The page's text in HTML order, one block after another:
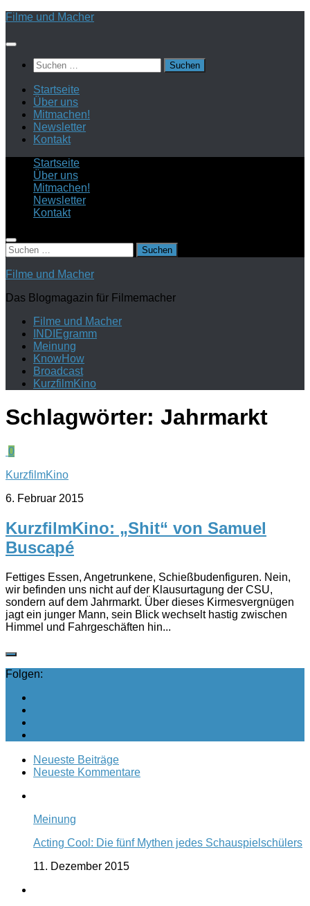
Zum
springen
Filme und Macher
Suchen
nach:
Startseite
Über uns
Mitmachen!
Newsletter
Kontakt
Startseite
Über uns
Mitmachen!
Newsletter
Kontakt
Suchen
nach:
Filme und Macher
Das Blogmagazin für Filmemacher
Filme und Macher
INDIEgramm
Meinung
KnowHow
Broadcast
KurzfilmKino
Schlagwörter: Jahrmarkt
0
KurzfilmKino
6. Februar 2015
KurzfilmKino: „Shit“ von Samuel
Buscapé
Fettiges Essen, Angetrunkene, Schießbudenfiguren. Nein,
wir befinden uns nicht auf der Klausurtagung der CSU,
sondern auf dem Jahrmarkt. Über dieses Kirmesvergnügen
jagt ein junger Mann, sein Blick wechselt hastig zwischen
Himmel und Fahrgeschäften hin...
Folgen:
Neueste Beiträge
Neueste Kommentare
Meinung
Acting Cool: Die fünf Mythen jedes Schauspielschülers
11. Dezember 2015